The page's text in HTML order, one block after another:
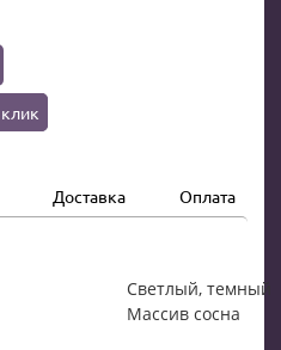
Доставка Оплата
Светлый, темный
Массив сосна